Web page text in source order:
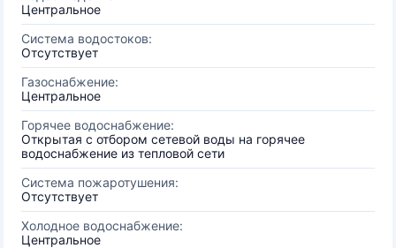
Центральное
Система водостоков:
Отсутствует
Газоснабжение:
Центральное
Горячее водоснабжение:
Открытая с отбором сетевой воды на горячее
водоснабжение из тепловой сети
Система пожаротушения:
Отсутствует
Холодное водоснабжение:
Центральное